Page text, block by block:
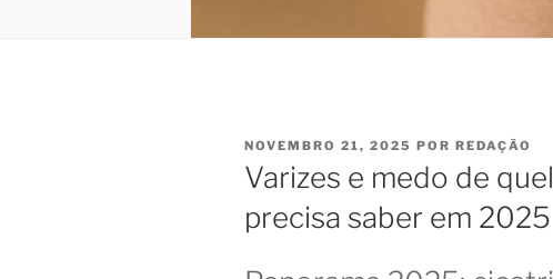
PUBLICADO
EM
NOVEMBRO 21, 2025 POR REDAÇÃO
Varizes e medo de
precisa saber em 2025